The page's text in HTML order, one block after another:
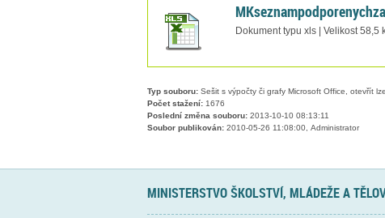
Dokument typu xls | Velikost 58,5
Typ souboru: Sešit s výpočty či grafy Microsoft Office, otevřít
Počet stažení: 1676
Poslední změna souboru: 2013-10-10 08:13:11
Soubor publikován: 2010-05-26 11:08:00, Administrator
MINISTERSTVO ŠKOLSTVÍ, MLÁDEŽE A